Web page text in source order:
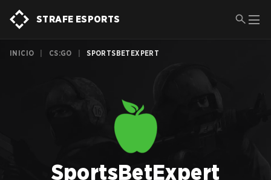
STRAFE ESPORTS
INICIO CS:GO SPORTSBETEXPERT
SportsBetExpert